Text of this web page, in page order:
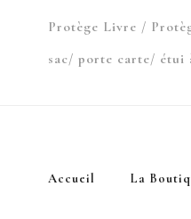
Protège Livre /
sac/ porte carte/ étui
Accueil La